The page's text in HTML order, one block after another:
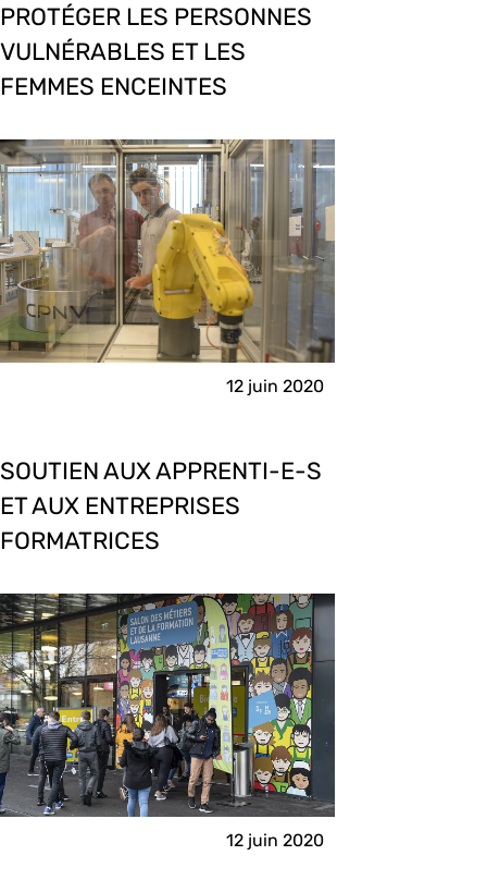
PROTÉGER LES PERSONNES
VULNÉRABLES ET LES
FEMMES ENCEINTES
12 juin 2020
SOUTIEN AUX APPRENTI-E-S
ET AUX ENTREPRISES
FORMATRICES
12 juin 2020